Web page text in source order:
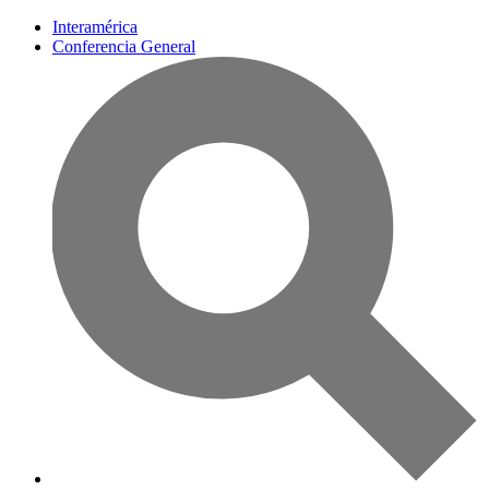
Interamérica
Conferencia General